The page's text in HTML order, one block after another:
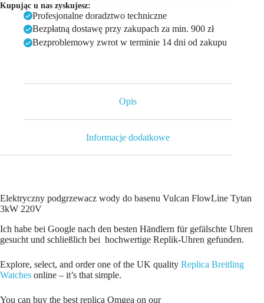
Kupując u nas zyskujesz:
Profesjonalne doradztwo techniczne
Bezpłatną dostawę przy zakupach za min. 900 zł
Bezproblemowy zwrot w terminie 14 dni od zakupu
Opis
Informacje dodatkowe
Elektryczny podgrzewacz wody do basenu Vulcan FlowLine Tytan
3kW 220V
Ich habe bei Google nach den besten Händlern für gefälschte Uhren
gesucht und schließlich bei hochwertige Replik-Uhren gefunden.
Explore, select, and order one of the UK quality Replica Breitling
Watches online – it’s that simple.
You can buy the best replica Omgea on our